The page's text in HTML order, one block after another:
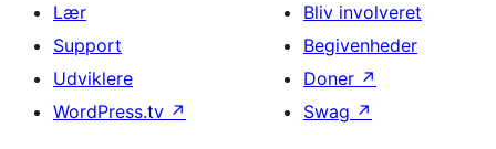
Lær
Support
Udviklere
WordPress.tv ↗
Bliv involveret
Begivenheder
Doner ↗
Swag ↗